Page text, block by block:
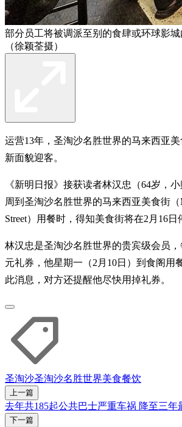
部分员工将被调派至别的食肆或环球影城
（徐颖荃摄）
运营13年，圣淘沙名胜世界的马来西亚
新面貌迎客。
《新明日报》接获读者林汉忠（64岁，
周到圣淘沙名胜世界的马来西亚美食街（
Street）用餐时，得知美食街将在2月16日
林汉忠是圣淘沙名胜世界的贵宾级会员
元礼券，他星期一（2月10日）到食阁用
此消息，对方还提醒他尽快用掉礼券。
圣淘沙圣淘沙名胜世界美食餐饮
上一篇
去年共185起公共巴士严重车祸 降至三年
下一篇